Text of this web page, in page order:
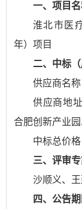
一、项目
淮北市医
年）项目
二、中标
供应商名
供应商地
合肥创新产业
中标总价
三、评审
沙顺义、
四、公告